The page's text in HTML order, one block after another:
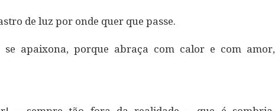
de luz por onde quer que passe.
se apaixona, porque abraça com calor e com amor,